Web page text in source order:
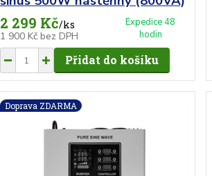
2 299 Kč/ks
1 900 Kč bez DPH
Expedice 48
hodin
Přidat do košíku
Doprava ZDARMA